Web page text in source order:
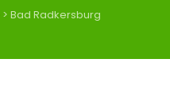
> Bad Radkersburg